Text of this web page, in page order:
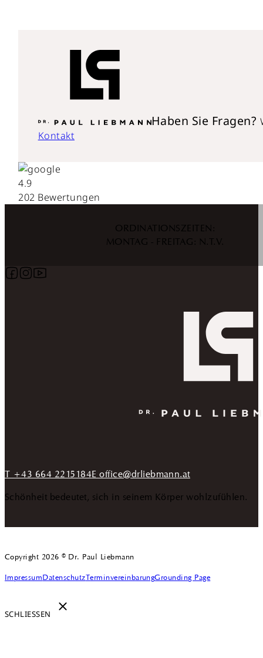
Haben Sie Fragen?
Kontakt
4.9
202 Bewertungen
ORDINATIONSZEITEN:
MONTAG - FREITAG: N.T.V.
Follow us on Facebook
Follow us on Instagram
T +43 664 2215184E office@drliebmann.at
Schönheit bedeutet, sich in seinem Körper wohlzufühlen.
Copyright 2026 © Dr. Paul Liebmann
ImpressumDatenschutzTerminvereinbarungGrounding Page
SCHLIESSEN